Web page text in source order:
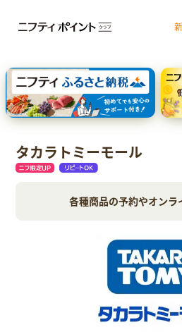
エポスカード【最短1週間程度付与】
【親権者さまの代理申込専用】三井住友
三井住友カード（NL）
タカラトミーモール
各種商品の予約やオンラ